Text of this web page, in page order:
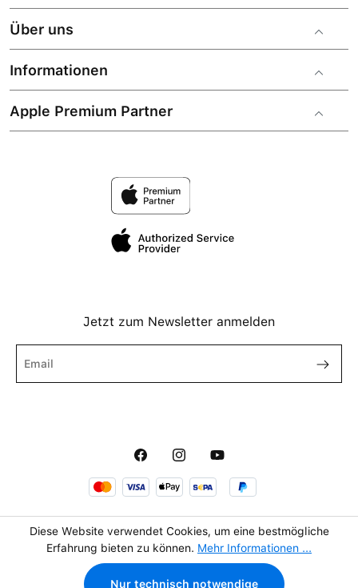
inkl. MwSt, kostenloser Versand
In den Warenkorb
Über uns
Informationen
Apple Premium Partner
Jetzt zum Newsletter anmelden
Diese Website verwendet Cookies, um eine bestmögliche
Erfahrung bieten zu können. Mehr Informationen ...
Nur technisch notwendige